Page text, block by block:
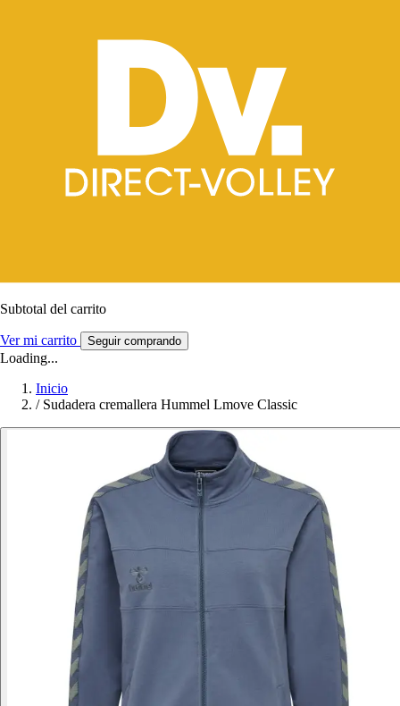
Subtotal del carrito
Ver mi carrito Seguir comprando
Loading...
Inicio
/ Sudadera cremallera Hummel Lmove Classic